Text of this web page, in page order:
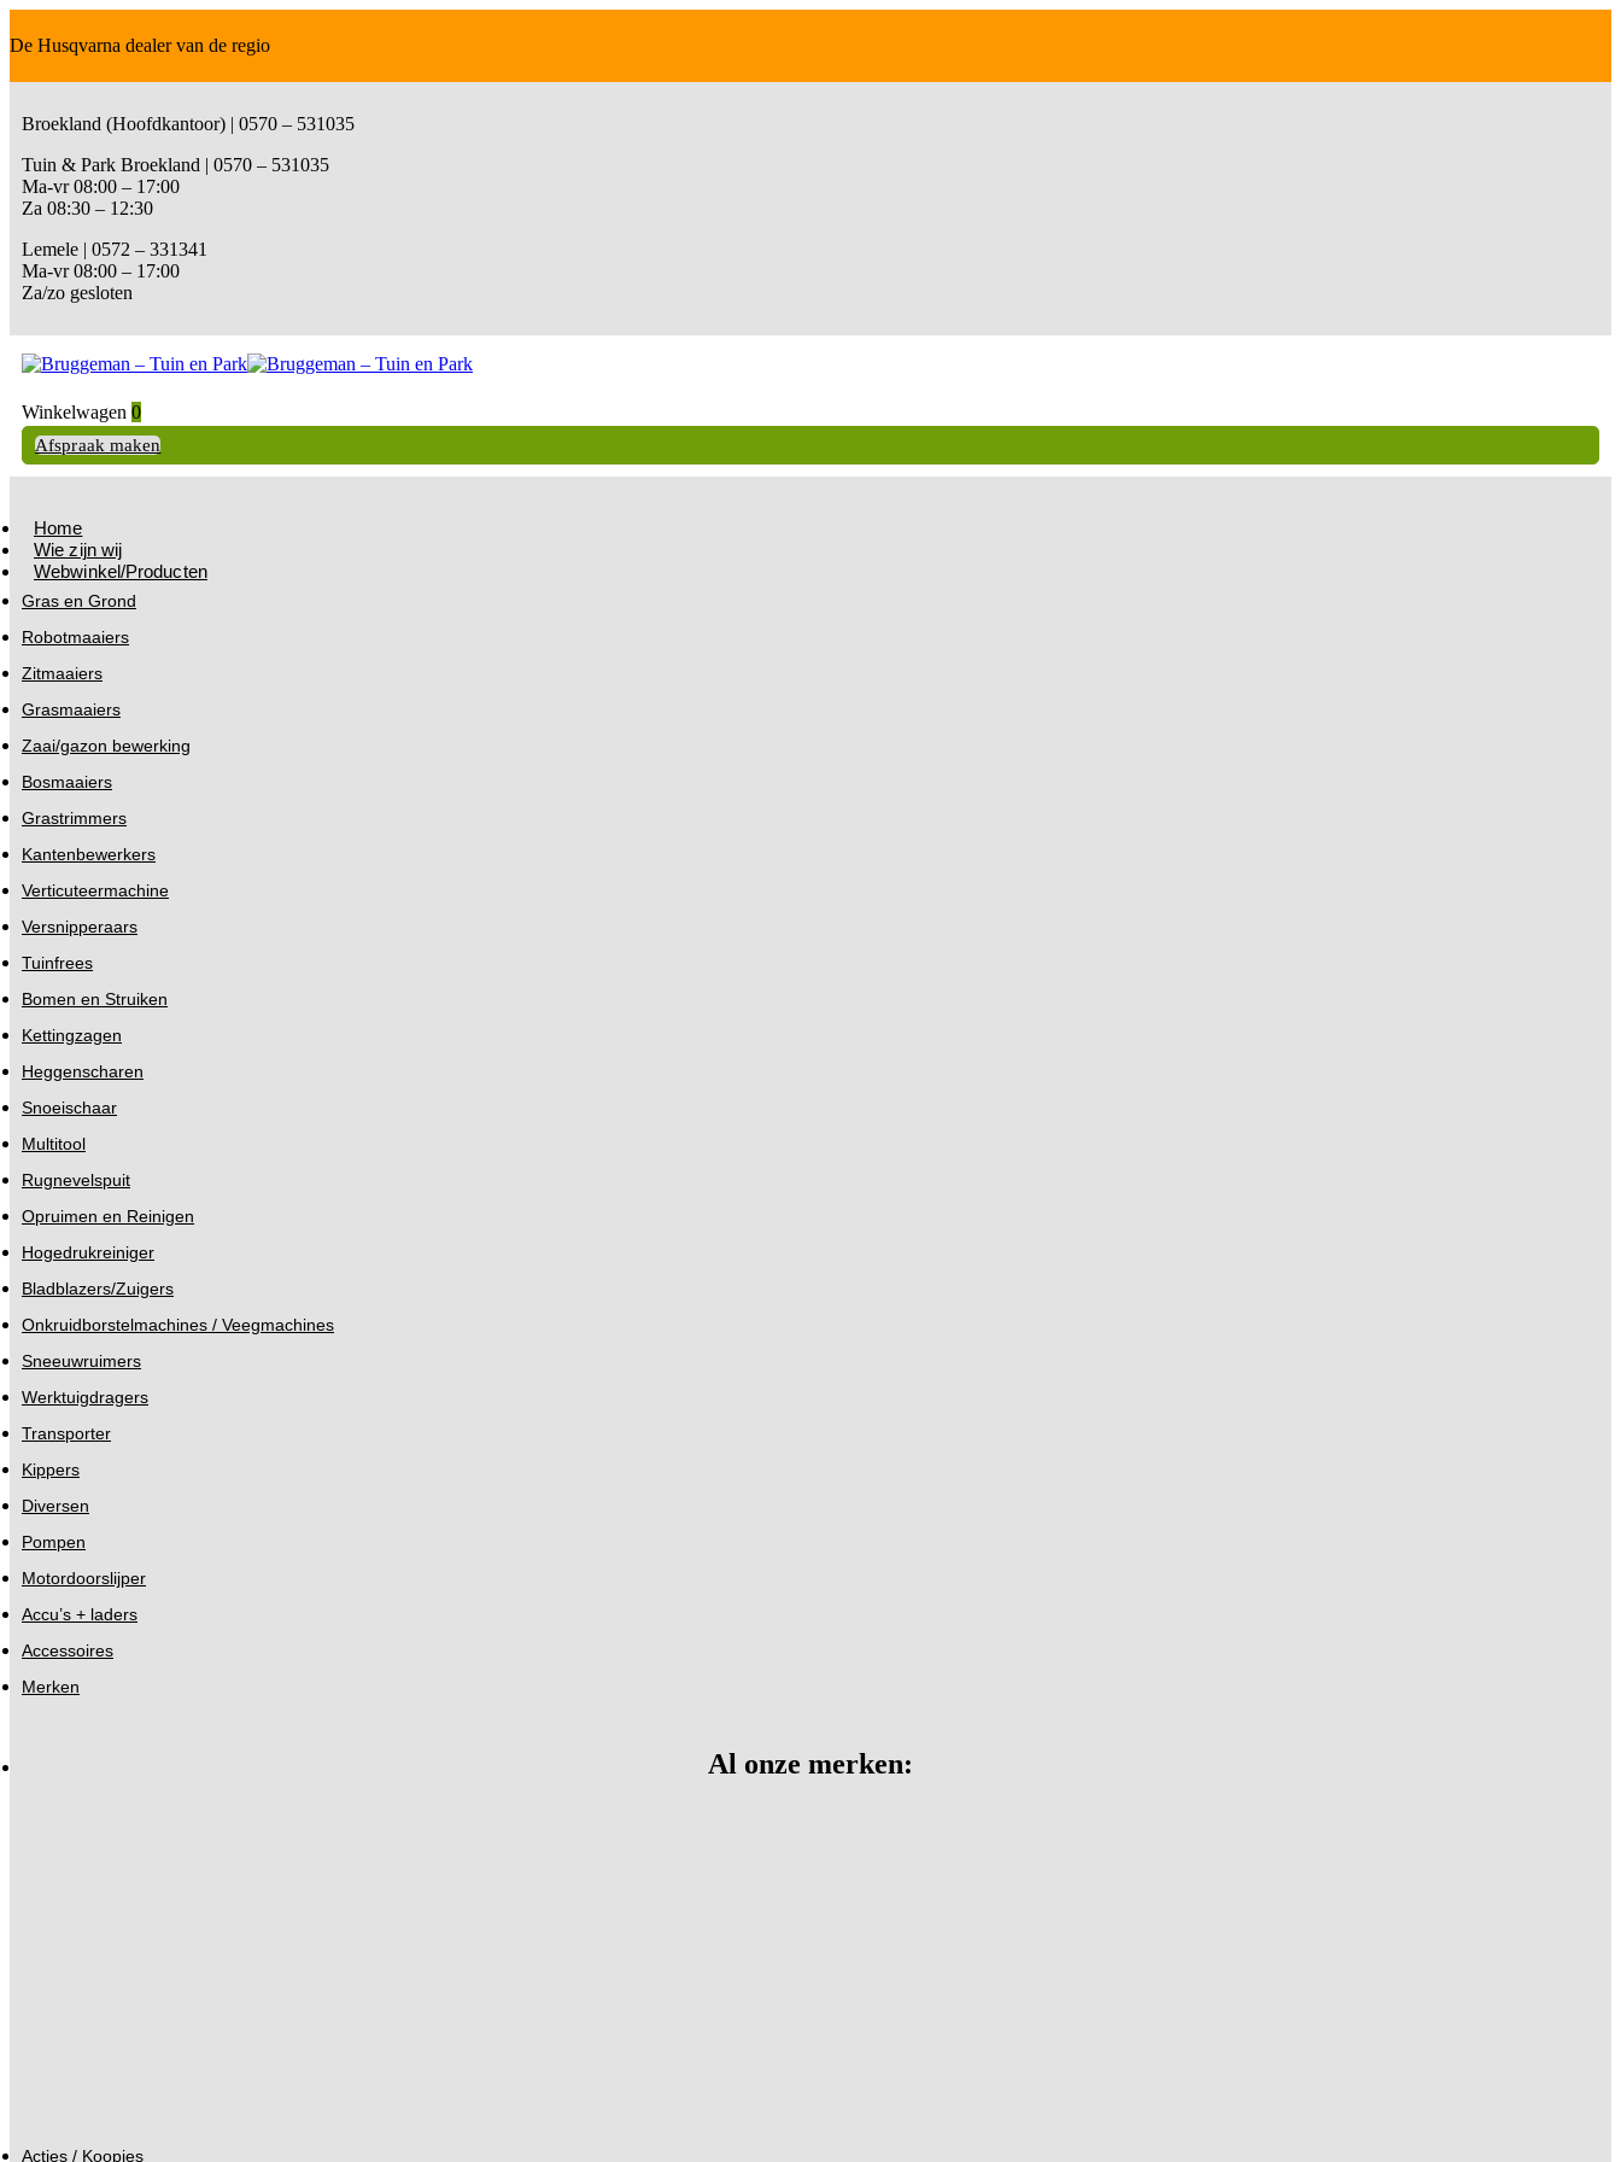
De Husqvarna dealer van de regio
Broekland (Hoofdkantoor) | 0570 – 531035
Tuin & Park Broekland | 0570 – 531035
Ma-vr 08:00 – 17:00
Za 08:30 – 12:30
Lemele | 0572 – 331341
Ma-vr 08:00 – 17:00
Za/zo gesloten
Winkelwagen 0
Afspraak maken
Home
Wie zijn wij
Webwinkel/Producten
Gras en Grond
Robotmaaiers
Zitmaaiers
Grasmaaiers
Zaai/gazon bewerking
Bosmaaiers
Grastrimmers
Kantenbewerkers
Verticuteermachine
Versnipperaars
Tuinfrees
Bomen en Struiken
Kettingzagen
Heggenscharen
Snoeischaar
Multitool
Rugnevelspuit
Opruimen en Reinigen
Hogedrukreiniger
Bladblazers/Zuigers
Onkruidborstelmachines / Veegmachines
Sneeuwruimers
Werktuigdragers
Transporter
Kippers
Diversen
Pompen
Motordoorslijper
Accu’s + laders
Accessoires
Merken
Al onze merken:
Acties / Koopjes